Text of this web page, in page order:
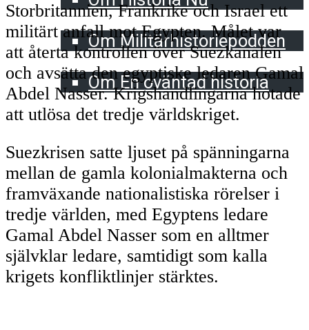
Militärhistoriepodden
Om Militärhistoriepodden
En oväntad historia
Om En oväntad historia
Storbritannien, Frankrike och Israel ett
militärt anfall mot Egypten. Målet var
att återta kontrollen över Suezkanalen
och avsätta den egyptiske ledaren Gamal
Abdel Nasser. Krigshandlingarna hotade
att utlösa det tredje världskriget.
Suezkrisen satte ljuset på spänningarna
mellan de gamla kolonialmakterna och
framväxande nationalistiska rörelser i
tredje världen, med Egyptens ledare
Gamal Abdel Nasser som en alltmer
självklar ledare, samtidigt som kalla
krigets konfliktlinjer stärktes.